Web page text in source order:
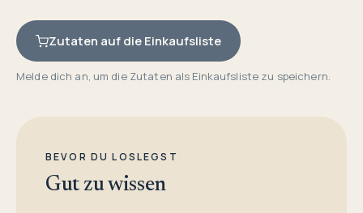
Zutaten auf die Einkaufsliste
Melde dich an, um die Zutaten als Einkaufsliste zu speichern.
BEVOR DU LOSLEGST
Gut zu wissen